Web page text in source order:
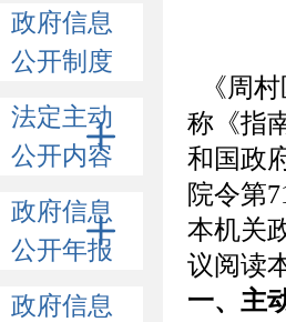
政府信息
公开制度
法定主动
公开内容
政府信息
公开年报
政府信息
《周
称《指
和国政
院令第
本机关
议阅读
一、主